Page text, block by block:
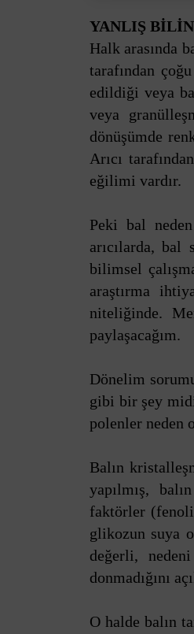
YANLIŞ
Halk arasında
tarafından
edildiği veya
veya
dönüşümde
Arıcı
eğilimi vardır.
Peki bal
arıcılarda, bal
bilimsel
araştırma
niteliğinde.
paylaşacağım.
Dönelim
gibi bir şey
polenler neden
Balın
yapılmış,
faktörler
glikozun suya
değerli,
donmadığını
O halde balın